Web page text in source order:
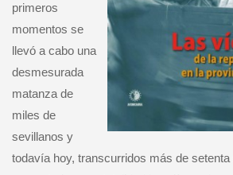
primeros
momentos se
llevó a cabo una
desmesurada
matanza de
miles de
sevillanos y
todavía hoy, transcurridos más de